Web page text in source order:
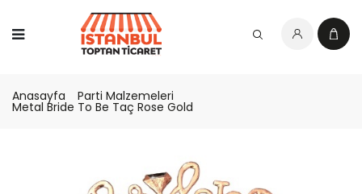
Anasayfa Parti Malzemeleri
Metal Bride To Be Taç Rose Gold